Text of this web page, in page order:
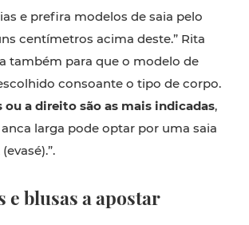
e prefira modelos de saia pelo
centímetros acima deste.” Rita
também para que o modelo de
consoante o tipo de corpo.
ou a direito são as mais indicadas,
larga pode optar por uma saia
e blusas a apostar